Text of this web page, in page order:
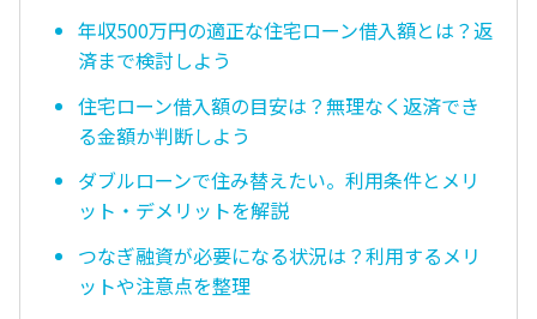
年収500万円の適正な住宅ローン借入額とは？返
済まで検討しよう
住宅ローン借入額の目安は？無理なく返済でき
る金額か判断しよう
ダブルローンで住み替えたい。利用条件とメリ
ット・デメリットを解説
つなぎ融資が必要になる状況は？利用するメリ
ットや注意点を整理